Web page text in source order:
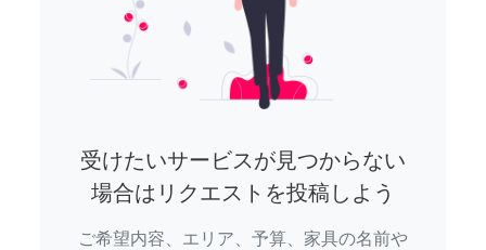
受けたいサービスが見つからない
場合はリクエストを投稿しよう
ご希望内容、エリア、予算、家具の名前や